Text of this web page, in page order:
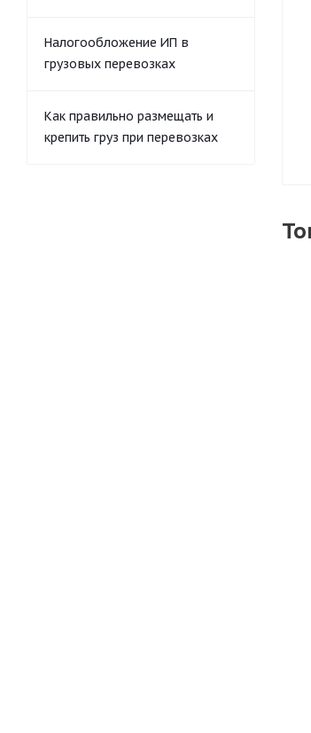
Налогообложение ИП в
грузовых перевозках
Как правильно размещать и
крепить груз при перевозках